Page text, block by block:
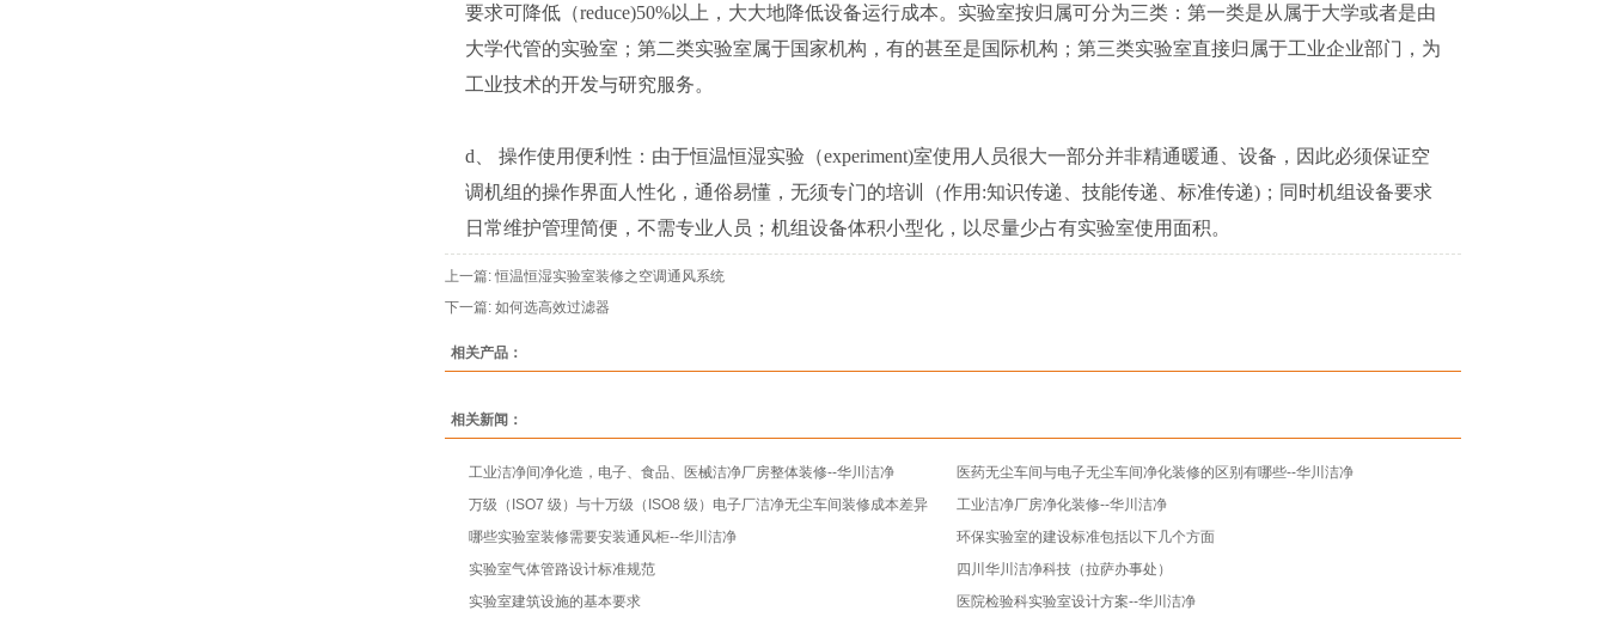
要求可降低（reduce)50%以上，大大地降低设备运行成本。实验室按归属可分为三类：第一类是从属于大学或者是由
大学代管的实验室；第二类实验室属于国家机构，有的甚至是国际机构；第三类实验室直接归属于工业企业部门，为
工业技术的开发与研究服务。
d、 操作使用便利性：由于恒温恒湿实验（experiment)室使用人员很大一部分并非精通暖通、设备，因此必须保证空
调机组的操作界面人性化，通俗易懂，无须专门的培训（作用:知识传递、技能传递、标准传递)；同时机组设备要求
日常维护管理简便，不需专业人员；机组设备体积小型化，以尽量少占有实验室使用面积。
上一篇:恒温恒湿实验室装修之空调通风系统
下一篇: 如何选高效过滤器
相关产品：
相关新闻：
工业洁净间净化造，电子、食品、医械洁净厂房整体装修--华川洁净
医药无尘车间与电子无尘车间净化装修的区别有哪些--华川洁净
万级（ISO7 级）与十万级（ISO8 级）电子厂洁净无尘车间装修成本差异
工业洁净厂房净化装修--华川洁净
哪些实验室装修需要安装通风柜--华川洁净
环保实验室的建设标准包括以下几个方面
实验室气体管路设计标准规范
四川华川洁净科技（拉萨办事处）
实验室建筑设施的基本要求
医院检验科实验室设计方案--华川洁净